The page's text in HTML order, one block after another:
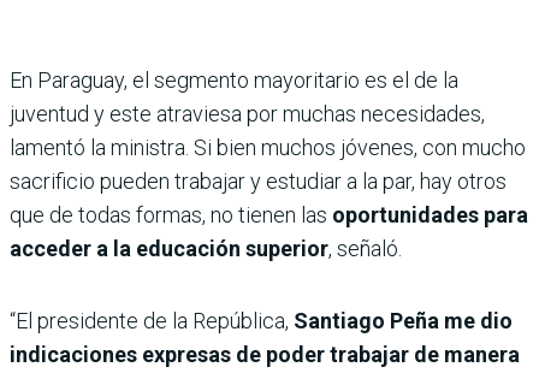
En Paraguay, el segmento mayoritario es el de la
juventud y este atraviesa por muchas necesidades,
lamentó la ministra. Si bien muchos jóvenes, con mucho
sacrificio pueden trabajar y estudiar a la par, hay otros
que de todas formas, no tienen las oportunidades para
acceder a la educación superior, señaló.
“El presidente de la República, Santiago Peña me dio
indicaciones expresas de poder trabajar de manera